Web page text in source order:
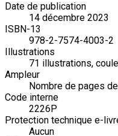
Date de publication
14 décembre 2023
ISBN-13
978-2-7574-4003-2
Illustrations
71 illustrations,
Ampleur
Nombre de pages
Code interne
2226P
Protection technique e-
Aucun